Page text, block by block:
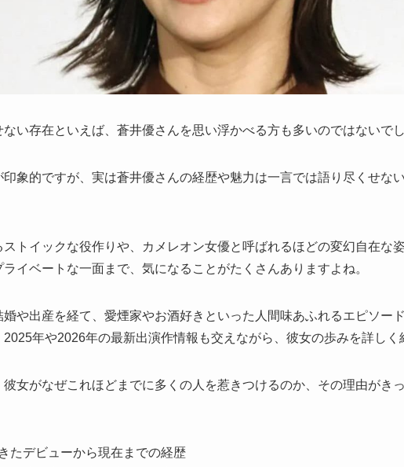
い存在といえば、蒼井優さんを思い浮かべる方も多いのではないでし
象的ですが、実は蒼井優さんの経歴や魅力は一言では語り尽くせな
トイックな役作りや、カメレオン女優と呼ばれるほどの変幻自在な
イベートな一面まで、気になることがたくさんありますよね。
や出産を経て、愛煙家やお酒好きといった人間味あふれるエピソー
年や2026年の最新出演作情報も交えながら、彼女の歩みを詳しく
彼女がなぜこれほどまでに多くの人を惹きつけるのか、その理由がき
たデビューから現在までの経歴